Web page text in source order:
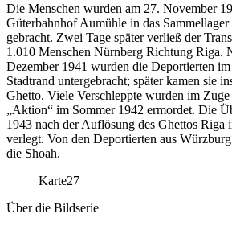
Die Menschen wurden am 27. November
Güterbahnhof Aumühle in das
gebracht. Zwei Tage später verließ der
1.010 Menschen Nürnberg Richtung Riga.
Dezember 1941 wurden die Deportierten
Stadtrand untergebracht; später kamen sie
Ghetto. Viele Verschleppte wurden im Zuge
„Aktion“ im Sommer 1942 ermordet. Die
1943 nach der Auflösung des Ghettos Riga
verlegt. Von den Deportierten aus
die Shoah.
Karte27
Über die Bildserie